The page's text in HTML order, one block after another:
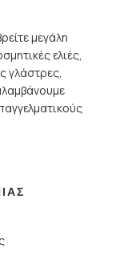
μεγάλη
ελιές,
γλάστρες,